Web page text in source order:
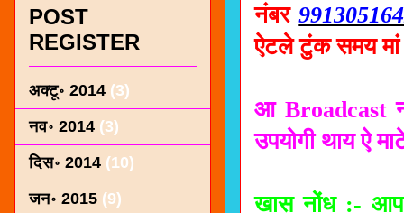
नंबर
ऐटले टुंक समय
आ Broadcast
उपयोगी थाय ऐ
खास नोंध :-
POST
REGISTER
अक्टू॰ 2014 (3)
नव॰ 2014 (3)
दिस॰ 2014 (10)
जन॰ 2015 (9)